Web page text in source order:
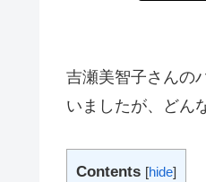
吉瀬美智子さんの
いましたが、どん
Contents [hide]